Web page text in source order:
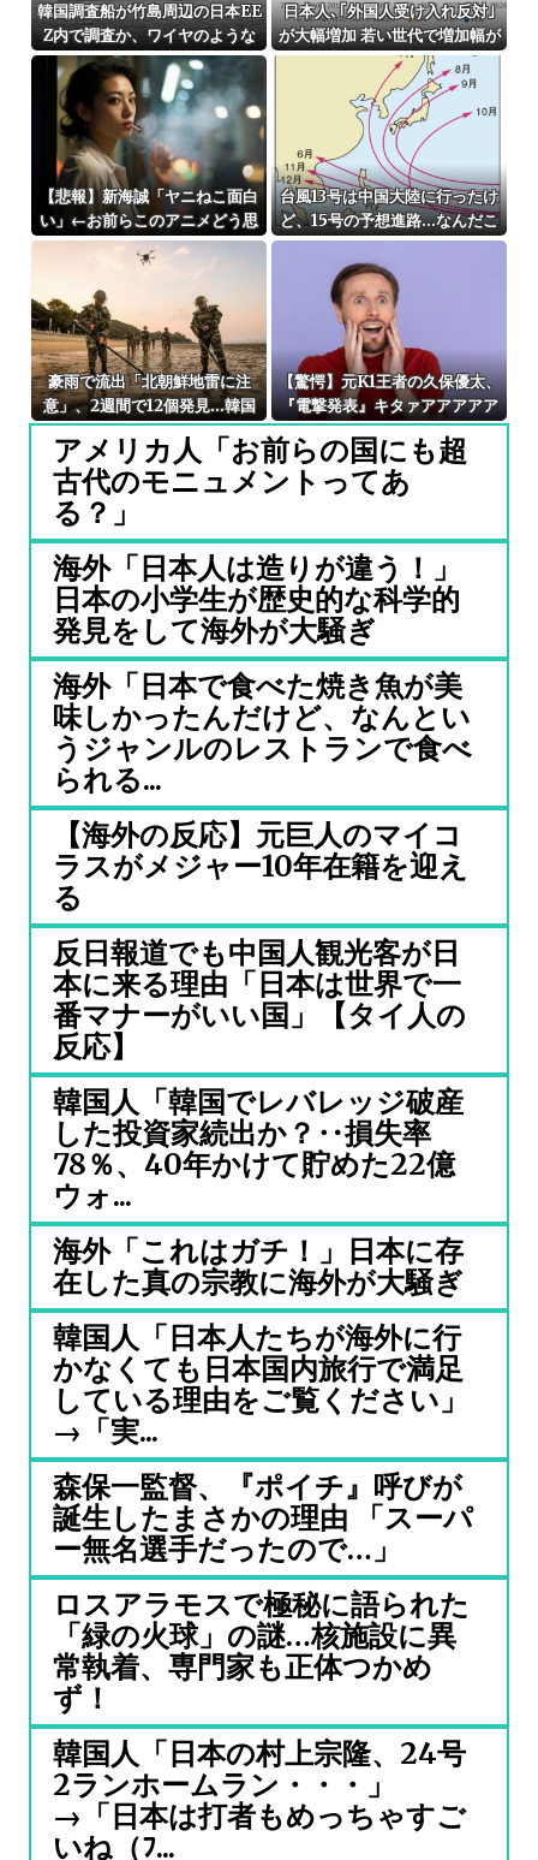
韓国調査船が竹島周辺の日本EE
Z内で調査か、ワイヤのような
もの海中に投入…外務省が抗
議！
日本人､｢外国人受け入れ反対｣
が大幅増加 若い世代で増加幅が
大きく｢日本社会には希望がな
い｣という認識を持つ人ほど反
対に転じる
【悲報】新海誠「ヤニねこ面白
い」←お前らこのアニメどう思
ってんの？
台風13号は中国大陸に行ったけ
ど、15号の予想進路…なんだこ
れ？ [8/8]
豪雨で流出「北朝鮮地雷に注
意」、2週間で12個発見…韓国
北西部！
【驚愕】元K1王者の久保優太、
『電撃発表』キタァアアアアア
ーーーーーー！！
アメリカ人「お前らの国にも超
古代のモニュメントってあ
る？」
海外「日本人は造りが違う！」
日本の小学生が歴史的な科学的
発見をして海外が大騒ぎ
海外「日本で食べた焼き魚が美
味しかったんだけど、なんとい
うジャンルのレストランで食べ
られる...
【海外の反応】元巨人のマイコ
ラスがメジャー10年在籍を迎え
る
反日報道でも中国人観光客が日
本に来る理由「日本は世界で一
番マナーがいい国」【タイ人の
反応】
韓国人「韓国でレバレッジ破産
した投資家続出か？‥損失率
78％、40年かけて貯めた22億
ウォ...
海外「これはガチ！」日本に存
在した真の宗教に海外が大騒ぎ
韓国人「日本人たちが海外に行
かなくても日本国内旅行で満足
している理由をご覧ください」
→「実...
森保一監督、『ポイチ』呼びが
誕生したまさかの理由 「スーパ
ー無名選手だったので…」
ロスアラモスで極秘に語られた
「緑の火球」の謎…核施設に異
常執着、専門家も正体つかめ
ず！
韓国人「日本の村上宗隆、24号
2ランホームラン・・・」
→「日本は打者もめっちゃすご
いね（ﾌ...